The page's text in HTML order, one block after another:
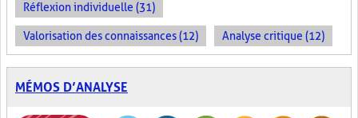
Réflexion individuelle (31)
Valorisation des connaissances (12) Analyse critique (12)
MÉMOS D’ANALYSE